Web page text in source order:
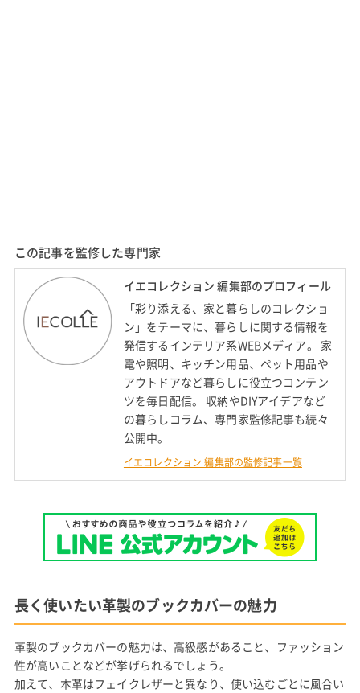
この記事を監修した専門家
イエコレクション 編集部のプロフィール
「彩り添える、家と暮らしのコレクショ
ン」をテーマに、暮らしに関する情報を
発信するインテリア系WEBメディア。 家
電や照明、キッチン用品、ペット用品や
アウトドアなど暮らしに役立つコンテン
ツを毎日配信。 収納やDIYアイデアなど
の暮らしコラム、専門家監修記事も続々
公開中。
イエコレクション 編集部の監修記事一覧
長く使いたい革製のブックカバーの魅力
革製のブックカバーの魅力は、高級感があること、ファッション
性が高いことなどが挙げられるでしょう。
加えて、本革はフェイクレザーと異なり、使い込むごとに風合い